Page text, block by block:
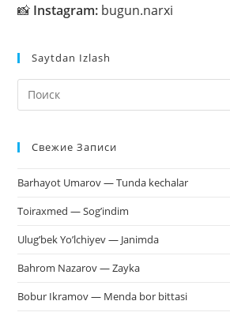
📸 Instagram: bugun.narxi
Saytdan Izlash
Свежие Записи
Barhayot Umarov — Tunda kechalar
Toiraxmed — Sog’indim
Ulug’bek Yo’lchiyev — Janimda
Bahrom Nazarov — Zayka
Bobur Ikramov — Menda bor bittasi